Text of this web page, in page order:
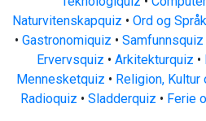
Naturvitenskapquiz • Ord og
• Gastronomiquiz • Samfunnsquiz
Ervervsquiz • Arkitekturquiz •
Mennesketquiz • Religion,
Radioquiz • Sladderquiz • Ferie